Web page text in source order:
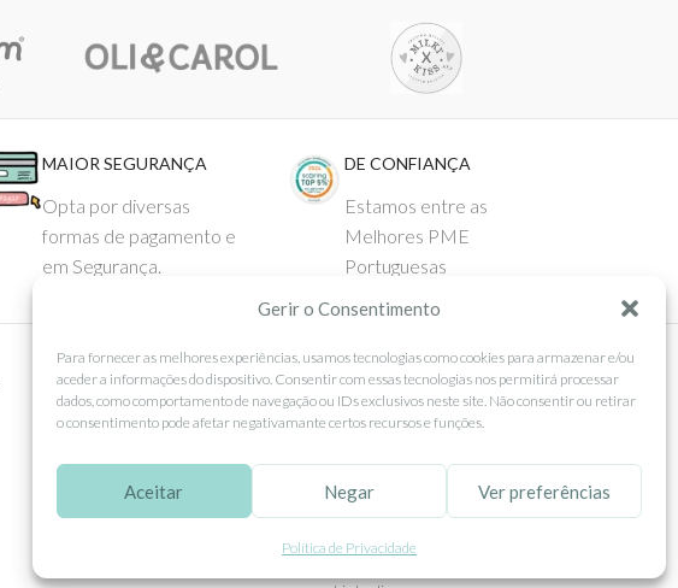
Gerir o Consentimento
Para fornecer as melhores experiências, usamos tecnologias como cookies para armazenar e/ou
aceder a informações do dispositivo. Consentir com essas tecnologias nos permitirá processar
dados, como comportamento de navegação ou IDs exclusivos neste site. Não consentir ou retirar
o consentimento pode afetar negativamante certos recursos e funções.
Aceitar Negar Ver preferências
Política de Privacidade
MAIOR SEGURANÇA
Opta por diversas
formas de pagamento e
em Segurança.
DE CONFIANÇA
Estamos entre as
Melhores PME
Portuguesas
APOIO AO CLIENTE
Como Comprar
Pagamentos
SEGUE-NOS
Facebook
Instagram
Pinterest
X